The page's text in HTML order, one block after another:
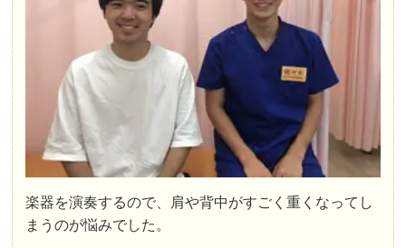
楽器を演奏するので、肩や背中がすごく重くなってし
まうのが悩みでした。